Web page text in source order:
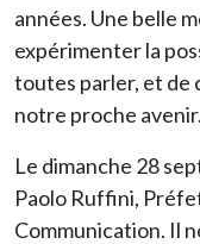
années. Une belle
expérimenter la
toutes parler, et de
notre proche avenir.
Le dimanche 28
Paolo Ruffini,
Communication. Il